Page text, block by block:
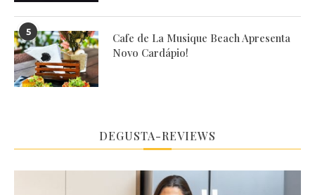
5
Cafe de La Musique Beach Apresenta
Novo Cardápio!
DEGUSTA-REVIEWS